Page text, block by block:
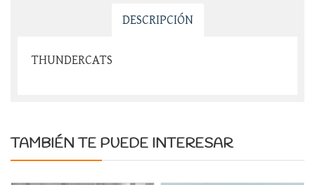
DESCRIPCIÓN
THUNDERCATS
TAMBIÉN TE PUEDE INTERESAR